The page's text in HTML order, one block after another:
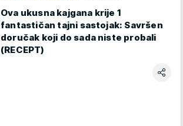
Ova ukusna kajgana krije 1
fantastičan tajni sastojak: Savršen
doručak koji do sada niste probali
(RECEPT)